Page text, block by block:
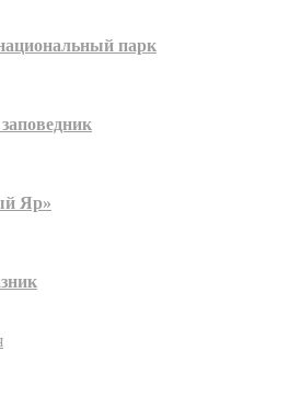
парк
Яр»